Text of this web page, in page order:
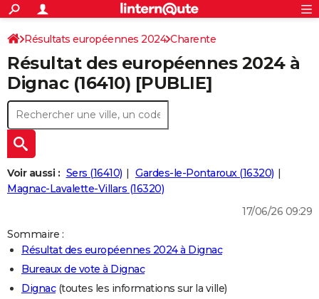
ACTUALITÉS
Politique
Société
Faits Divers
Education
Monde
Villes
+
SPORT
Coupe du monde 2026
Football
Tennis
Cyclisme
Rugby
Forum
CULTURE
Programme TV
TNT
Streaming
Cinéma
Sorties cinéma
Musique
+
FINANCE
Retraite
Impôts
Epargne
Immobilier
Risques naturels par ville
Banque
Assurance
Crédit
AUTO
Essais
Réserver un essai
Citadines
Berlines
SUV
Forum auto
+
HIGH-TECH
Mobiles
Meilleur smartphone
Internet
Ordinateurs
Jeux vidéo
Guide high-tech
+
BRICOLAGE
Guides de France
Escapades
Patrimoine
Expositions
Musées
Week-end nature
LIFESTYLE
Art de vivre
Bien-être
Loisirs
Mode
Modes de vie
S'inscrire
Connexion
Résultats européennes 2024 Charente
Résultat des européennes 2024 à
Dignac (16410) [PUBLIE]
Voir aussi : Sers (16410)
Gardes-le-Pontaroux (16320)
Magnac-Lavalette-Villars (16320)
17/06/26 09:29
Sommaire :
Résultat des européennes 2024 à Dignac
Bureaux de vote à Dignac
Dignac(toutes les informations sur la ville)